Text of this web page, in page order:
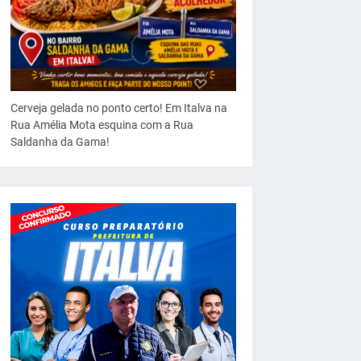
Cerveja gelada no ponto certo! Em Italva na
Rua Amélia Mota esquina com a Rua
Saldanha da Gama!